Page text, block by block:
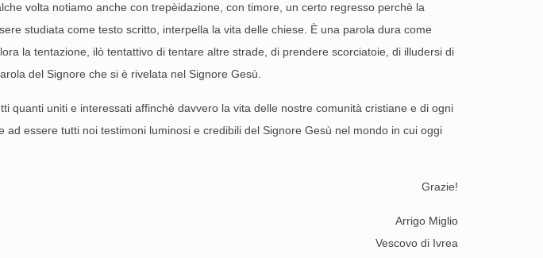
volta notiamo anche con trepèidazione, con timore, un certo regresso perchè la
studiata come testo scritto, interpella la vita delle chiese. È una parola dura come
la tentazione, ilò tentattivo di tentare altre strade, di prendere scorciatoie, di illudersi di
del Signore che si è rivelata nel Signore Gesù.
uniti e interessati affinchè davvero la vita delle nostre comunità cristiane e di ogni
essere tutti noi testimoni luminosi e credibili del Signore Gesù nel mondo in cui oggi
Grazie!
Arrigo Miglio
Vescovo di Ivrea